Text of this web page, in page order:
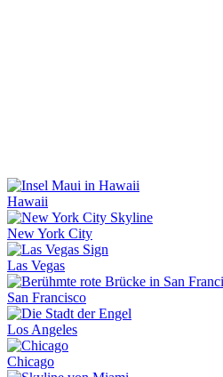
Hawaii
New York City
Las Vegas
San Francisco
Los Angeles
Chicago